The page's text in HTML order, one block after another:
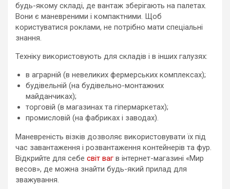
будь-якому складі, де вантаж зберігають на палетах.
Вони є маневреними і компактними. Щоб
користуватися роклами, не потрібно мати спеціальні
знання.
Техніку використовують для складів і в інших галузях:
в аграрній (в невеликих фермерських комплексах);
будівельній (на будівельно-монтажних
майданчиках);
торговій (в магазинах та гіпермаркетах);
промисловій (на фабриках і заводах).
Маневреність візків дозволяє використовувати їх під
час завантаження і розвантаження контейнерів та фур.
Відкрийте для себе світ ваг в інтернет-магазині «Мир
весов», де можна знайти будь-який прилад для
зважування.